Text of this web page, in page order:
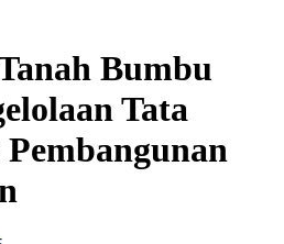
Bumbu
Tata